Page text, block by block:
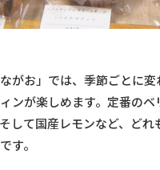
ながお」では、季節ごとに
ンが楽しめます。定番のベ
して国産レモンなど、どれ
す。